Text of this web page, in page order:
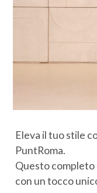
Eleva il tuo stile
PuntRoma.
Questo
con un tocco